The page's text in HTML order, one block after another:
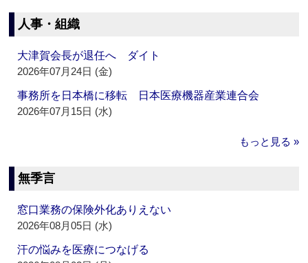
人事・組織
大津賀会長が退任へ ダイト
2026年07月24日 (金)
事務所を日本橋に移転 日本医療機器産業連合会
2026年07月15日 (水)
もっと見る »
無季言
窓口業務の保険外化ありえない
2026年08月05日 (水)
汗の悩みを医療につなげる